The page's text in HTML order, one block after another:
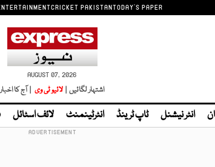
CRICKET PAKISTANTODAY'S PAPER
AUGUST 07, 2026
اشتہار لگائیں | لائیو ٹی وی | آج کا اخبار
انٹر نیشنل ٹاپ ٹرینڈ انٹرٹینمنٹ لائف اسٹائل